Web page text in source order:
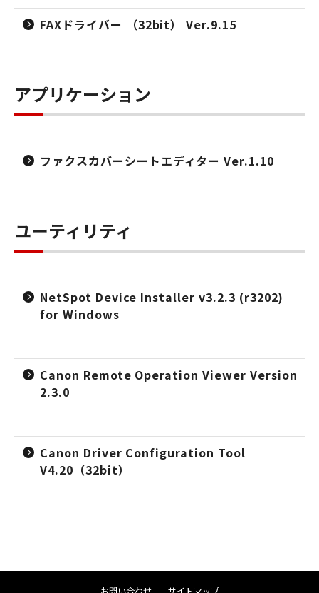
FAXドライバー （32bit） Ver.9.15
アプリケーション
ファクスカバーシートエディター Ver.1.10
ユーティリティ
NetSpot Device Installer v3.2.3 (r3202)
for Windows
Canon Remote Operation Viewer Version
2.3.0
Canon Driver Configuration Tool
V4.20（32bit）
お問い合わせ サイトマップ